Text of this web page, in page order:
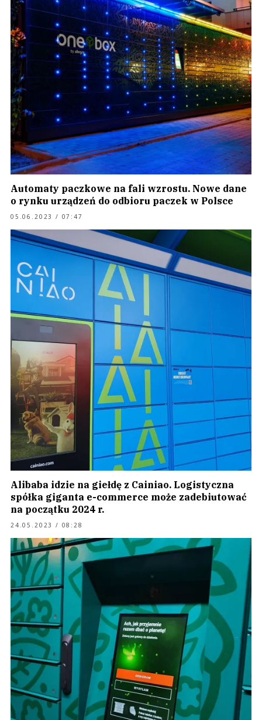
Automaty paczkowe na fali wzrostu. Nowe dane
o rynku urządzeń do odbioru paczek w Polsce
05.06.2023 / 07:47
Alibaba idzie na giełdę z Cainiao. Logistyczna
spółka giganta e-commerce może zadebiutować
na początku 2024 r.
24.05.2023 / 08:28